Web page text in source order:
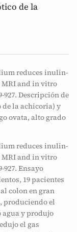
de la
reduces inulin-
and in vitro
927. Descripción de
la achicoria) y
ovata, alto grado
reduces inulin-
and in vitro
927. Ensayo
19 pacientes
colon en gran
produciendo el
y produjo
el gas